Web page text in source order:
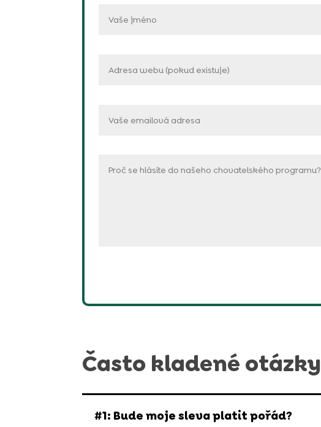
Často kladené otázky
#1: Bude moje sleva platit pořád?